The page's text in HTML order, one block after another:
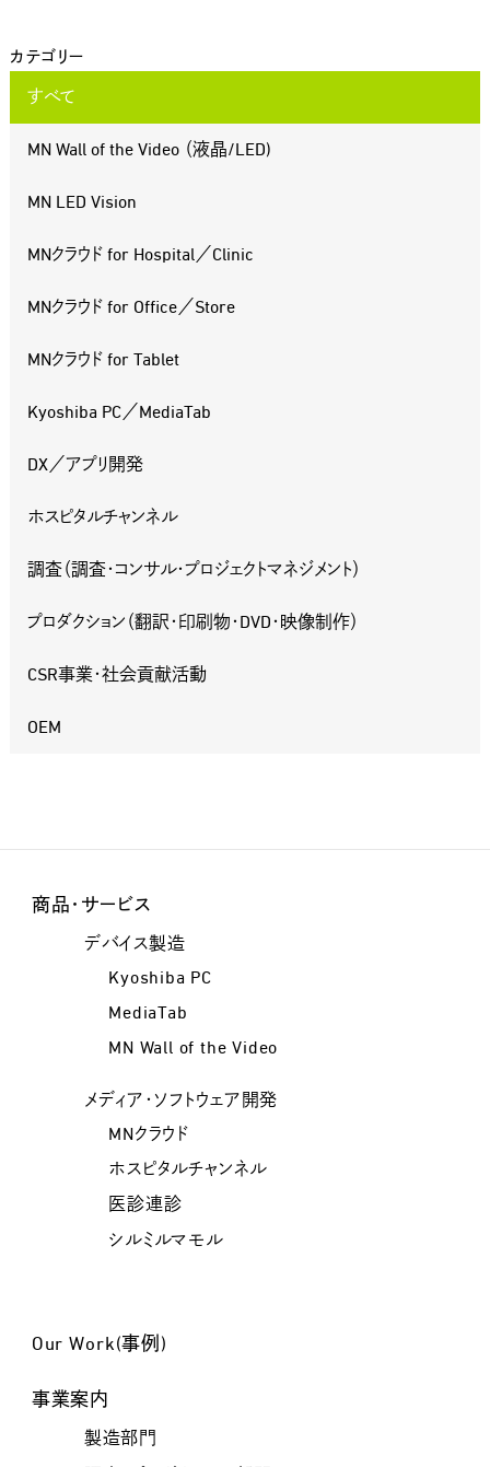
カテゴリー
すべて
MN Wall of the Video （液晶/LED)
MN LED Vision
MNクラウド for Hospital／Clinic
MNクラウド for Office／Store
MNクラウド for Tablet
Kyoshiba PC／MediaTab
DX／アプリ開発
ホスピタルチャンネル
調査（調査・コンサル・プロジェクトマネジメント）
プロダクション（翻訳・印刷物・DVD・映像制作）
CSR事業・社会貢献活動
OEM
商品・サービス
デバイス製造
Kyoshiba PC
MediaTab
MN Wall of the Video
メディア・ソフトウェア開発
MNクラウド
ホスピタルチャンネル
医診連診
シルミルマモル
Our Work(事例)
事業案内
製造部門